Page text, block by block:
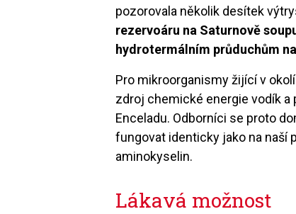
pozorovala několik desítek
rezervoáru na Saturnově
hydrotermálním průduchům
Pro mikroorganismy žijící v
zdroj chemické energie vodík
Enceladu. Odborníci se proto
fungovat identicky jako na naší
aminokyselin.
Lákavá možnost